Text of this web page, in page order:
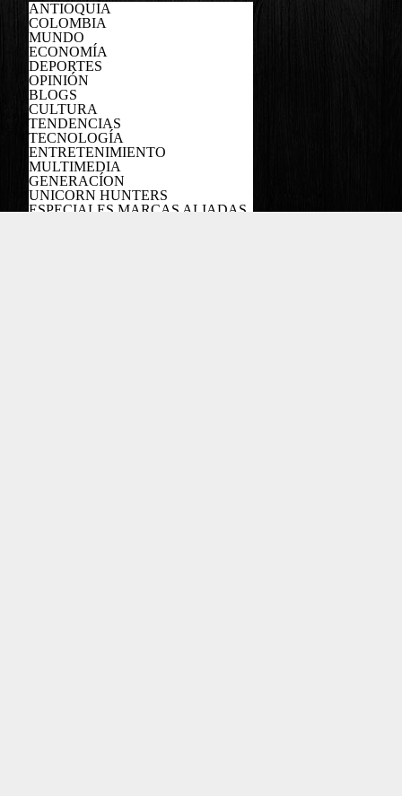
ANTIOQUIA
COLOMBIA
MUNDO
ECONOMÍA
DEPORTES
OPINIÓN
BLOGS
CULTURA
TENDENCIAS
TECNOLOGÍA
ENTRETENIMIENTO
MULTIMEDIA
GENERACÍON
UNICORN HUNTERS
ESPECIALES MARCAS ALIADAS